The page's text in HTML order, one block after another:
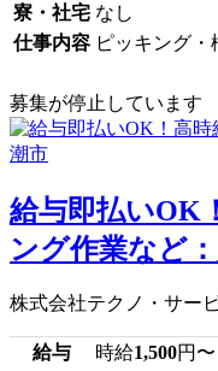
寮・社宅 なし
仕事内容 ピッキング・
募集が停止しています
給与即払いOK
ング作業など
株式会社テクノ・サー
給与 時給1,500円〜